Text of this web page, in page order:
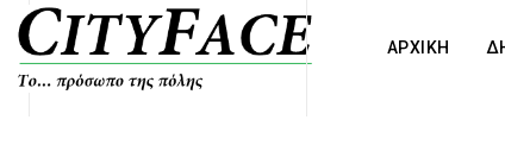
ΑΡΧΙΚΗ